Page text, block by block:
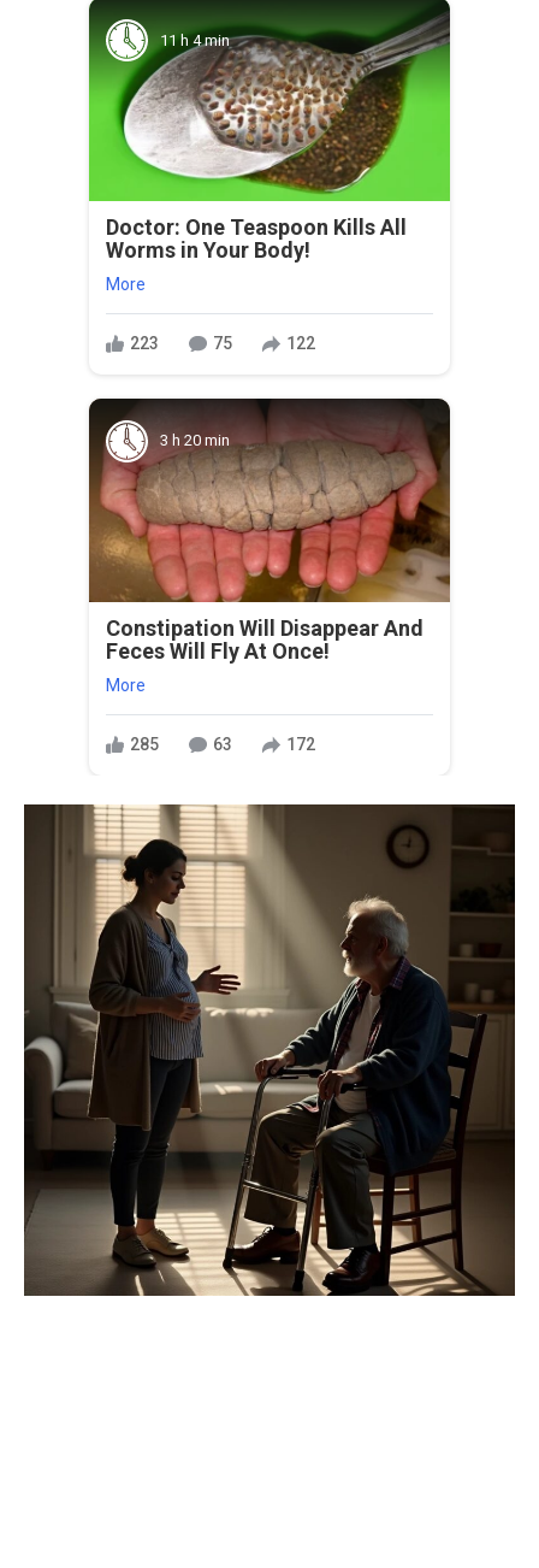
11 h 4 min
Doctor: One Teaspoon Kills All
Worms in Your Body!
More
223 75 122
3 h 20 min
Constipation Will Disappear And
Feces Will Fly At Once!
More
285 63 172